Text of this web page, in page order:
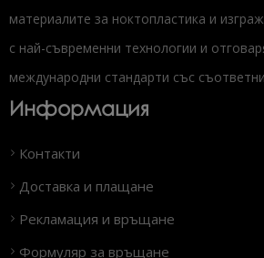
материалите за ноктопластика и
с най-съвременни технологии и
международни стандарти със
Информация
Контакти
Доставка и плащане
Рекламация и връщане
Формуляр за връщане